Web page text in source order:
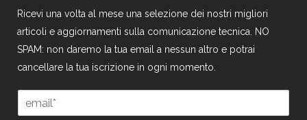
Ricevi una volta al mese una selezione dei nostri migliori
articoli e aggiornamenti sulla comunicazione tecnica. NO
SPAM: non daremo la tua email a nessun altro e potrai
cancellare la tua iscrizione in ogni momento.
m